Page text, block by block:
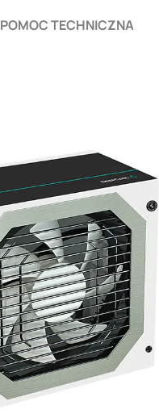
POMOC TECHNICZNA